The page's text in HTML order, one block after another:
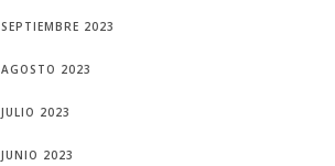
SEPTIEMBRE 2023
AGOSTO 2023
JULIO 2023
JUNIO 2023